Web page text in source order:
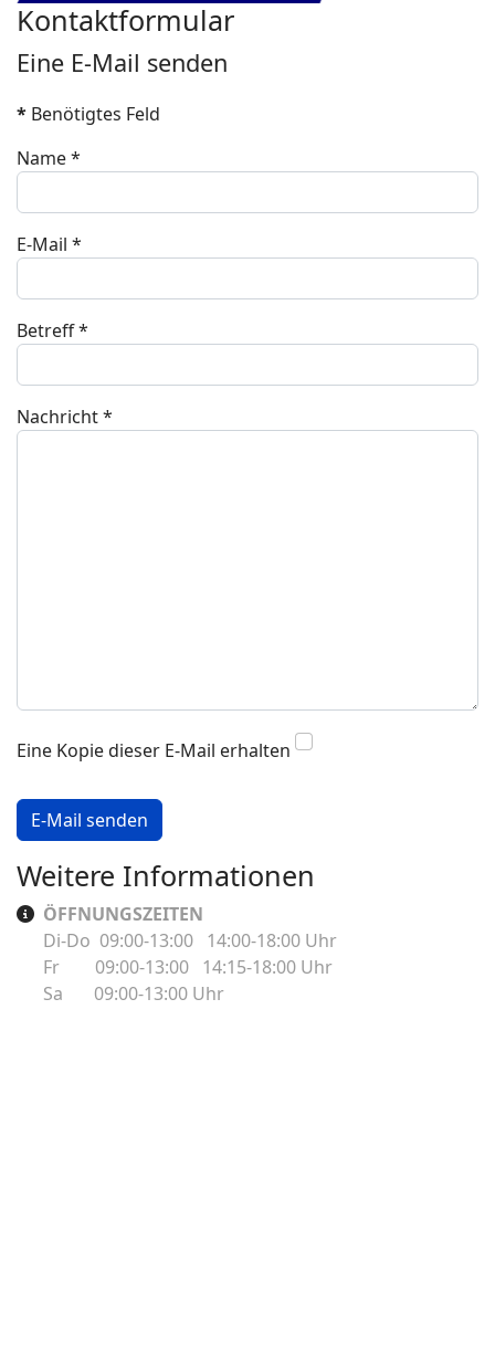
Kontaktformular
Eine E-Mail senden
* Benötigtes Feld
Name*
E-Mail *
Betreff*
Nachricht*
Eine Kopie dieser E-Mail erhalten
Captcha*
E-Mail senden
Weitere Informationen
Weitere Informationen
ÖFFNUNGSZEITEN
Di-Do 09:00-13:00 14:00-18:00 Uhr
Fr 09:00-13:00 14:15-18:00 Uhr
Sa 09:00-13:00 Uhr